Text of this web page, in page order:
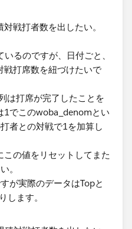
戦打者数を出したい。
るのですが、日付ごと、
戦打席数を紐づけたいで
は打席が完了したことを
1でこのwoba_denomとい
者との対戦で1を加算し
の値をリセットしてまた
。
が実際のデータはTopと
します。